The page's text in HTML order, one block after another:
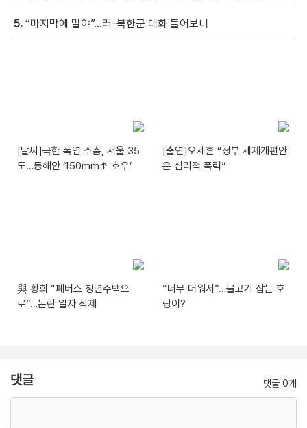
5. “마지막에 말야”…러-북한군 대화 들어보니
[날씨]극한 폭염 주춤, 서울 35
도…동해안 ‘150mm↑ 호우’
[출연]오세훈 “정부 세제개편안
은 심리적 폭력”
與 황희 “폐버스 청년주택으
로”…논란 일자 삭제
“너무 더워서”…물고기 잡는 호
랑이?
댓글 댓글 0개